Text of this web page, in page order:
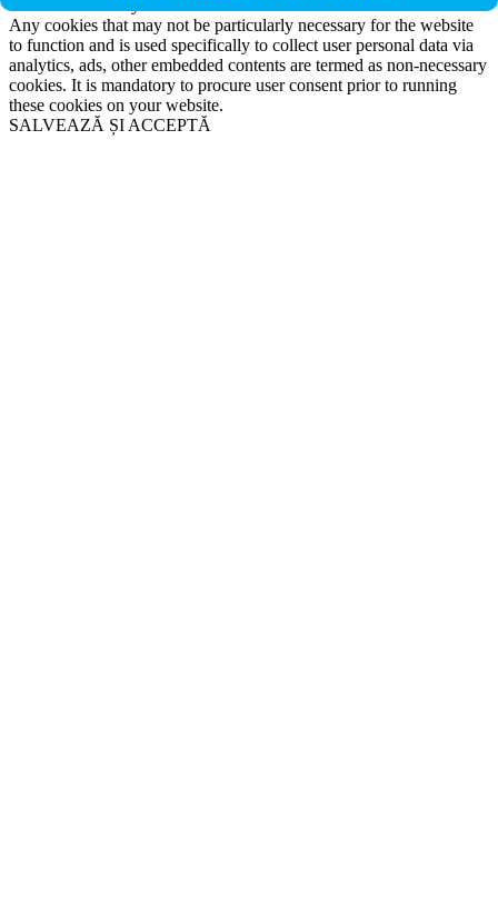
Any cookies that may not be particularly necessary for the website
to function and is used specifically to collect user personal data via
analytics, ads, other embedded contents are termed as non-necessary
cookies. It is mandatory to procure user consent prior to running
these cookies on your website.
SALVEAZĂ ȘI ACCEPTĂ